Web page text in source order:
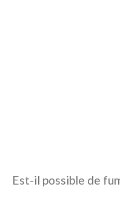
Est-il possible de